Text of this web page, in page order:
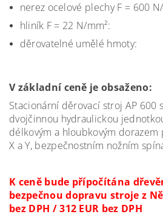
nerez ocelové plechy F = 600
hliník F = 22 N/
děrovatelné umělé
V základní ceně je obsaženo:
Stacionární děrovací stroj AP 600
dvojčinnou hydraulickou
délkovým a hloubkovým dorazem
X a Y, bezpečnostním nožním
K ceně bude přípočítána
bezpečnou dopravu stroje z
bez DPH / 312 EUR bez DPH